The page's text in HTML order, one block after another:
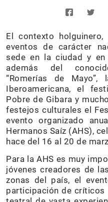
El contexto
eventos de carácter
sede en la ciudad y
además del
“Romerías de
Iberoamericana, el
Pobre de Gibara y
festejos culturales el
evento organizado
Hermanos Saíz (AHS),
hace del 16 al 20 de
Para la AHS es muy
jóvenes creadores de
zonas del país, el
participación de críticos